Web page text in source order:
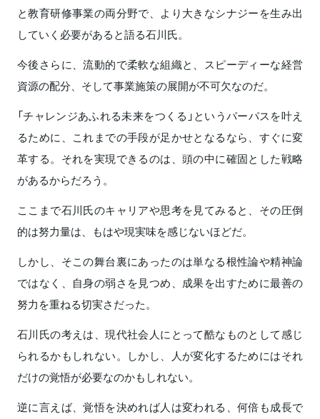
と教育研修事業の両分野で、より大きなシナジーを生み出
していく必要があると語る石川氏。
今後さらに、流動的で柔軟な組織と、スピーディーな経営
資源の配分、そして事業施策の展開が不可欠なのだ。
「チャレンジあふれる未来をつくる」というパーパスを叶え
るために、これまでの手段が足かせとなるなら、すぐに変
革する。それを実現できるのは、頭の中に確固とした戦略
があるからだろう。
ここまで石川氏のキャリアや思考を見てみると、その圧倒
的は努力量は、もはや現実味を感じないほどだ。
しかし、そこの舞台裏にあったのは単なる根性論や精神論
ではなく、自身の弱さを見つめ、成果を出すために最善の
努力を重ねる切実さだった。
石川氏の考えは、現代社会人にとって酷なものとして感じ
られるかもしれない。しかし、人が変化するためにはそれ
だけの覚悟が必要なのかもしれない。
逆に言えば、覚悟を決めれば人は変われる、何倍も成長で